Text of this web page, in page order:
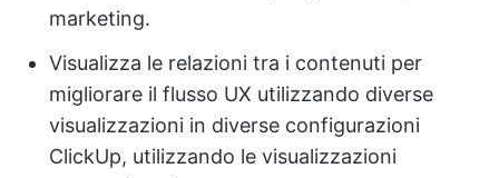
marketing.
Visualizza le relazioni tra i contenuti per
migliorare il flusso UX utilizzando diverse
visualizzazioni in diverse configurazioni
ClickUp, utilizzando le visualizzazioni